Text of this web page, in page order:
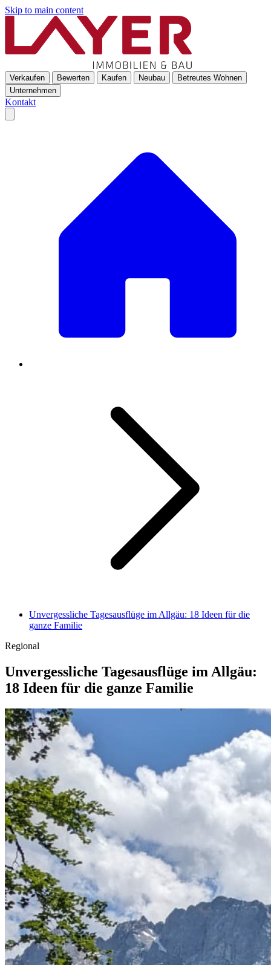
Skip to main content
Verkaufen Bewerten Kaufen Neubau
Betreutes Wohnen
Unternehmen
Kontakt
Unvergessliche Tagesausflüge im Allgäu: 18 Ideen für die
ganze Familie
Regional
Unvergessliche Tagesausflüge im Allgäu:
18 Ideen für die ganze Familie